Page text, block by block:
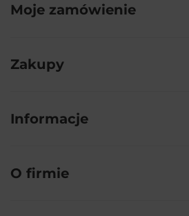
Moje zamówienie
Zakupy
Informacje
O firmie